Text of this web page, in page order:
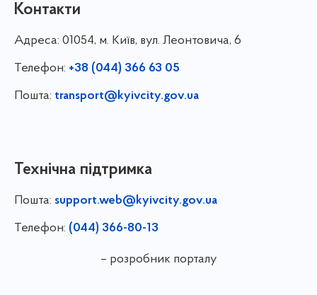
Контакти
Адреса: 01054, м. Київ, вул. Леонтовича, 6
Телефон: +38 (044) 366 63 05
Пошта: transport@kyivcity.gov.ua
Технічна підтримка
Пошта: support.web@kyivcity.gov.ua
Телефон: (044) 366-80-13
– розробник порталу